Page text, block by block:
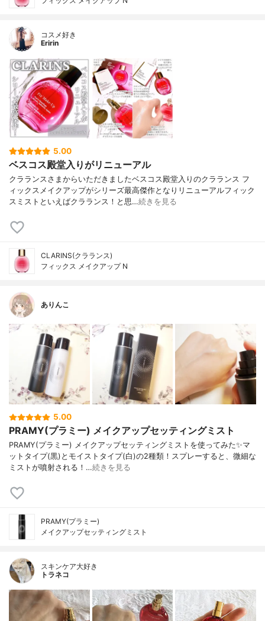
コスメ好き
Eririn
5.00
ベスコス殿堂入りがリニューアル
クラランスさまからいただきましたベスコス殿堂入りのクラランス フ
ィックスメイクアップがシリーズ最高傑作となりリニューアルフィック
スミストといえばクラランス！と思…続きを見る
CLARINS(クラランス)
フィックス メイクアップ N
ありんこ
5.00
PRAMY(プラミー) メイクアップセッティングミスト
PRAMY(プラミー) メイクアップセッティングミストを使ってみた✨マ
ットタイプ(黒)とモイストタイプ(白)の2種類！スプレーすると、微細な
ミストが噴射される！…続きを見る
PRAMY(プラミー)
メイクアップセッティングミスト
スキンケア大好き
トラネコ